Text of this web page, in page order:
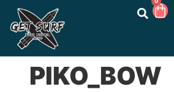
PIKO_BOW